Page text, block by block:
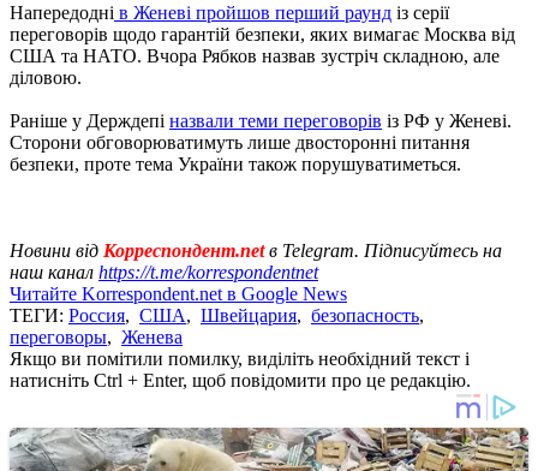
Напередодні в Женеві пройшов перший раунд із серії
переговорів щодо гарантій безпеки, яких вимагає Москва від
США та НАТО. Вчора Рябков назвав зустріч складною, але
діловою.
Раніше у Держдепі назвали теми переговорів із РФ у Женеві.
Сторони обговорюватимуть лише двосторонні питання
безпеки, проте тема України також порушуватиметься.
Новини від Корреспондент.netв Telegram. Підписуйтесь на
наш канал https://t.me/korrespondentnet
Читайте Korrespondent.net в Google News
ТЕГИ: Россия, США, Швейцария, безопасность,
переговоры, Женева
Якщо ви помітили помилку, виділіть необхідний текст і
натисніть Ctrl + Enter, щоб повідомити про це редакцію.